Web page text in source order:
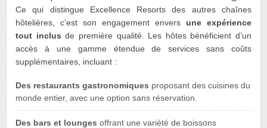
Ce qui distingue Excellence Resorts des autres chaînes
hôtelières, c’est son engagement envers une expérience
tout inclus de première qualité. Les hôtes bénéficient d’un
accès à une gamme étendue de services sans coûts
supplémentaires, incluant :
Des restaurants gastronomiques proposant des cuisines du
monde entier, avec une option sans réservation.
Des bars et lounges offrant une variété de boissons